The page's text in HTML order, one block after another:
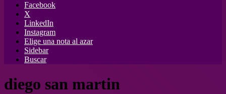
Facebook
X
LinkedIn
Instagram
Elige una nota al azar
Sidebar
Buscar
diego san martin